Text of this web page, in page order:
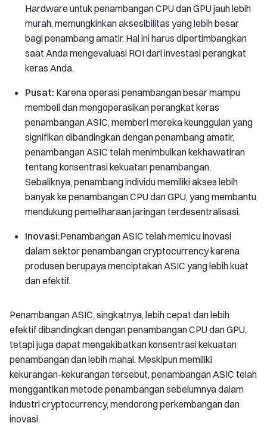
Hardware untuk penambangan CPU dan GPU jauh lebih
murah, memungkinkan aksesibilitas yang lebih besar
bagi penambang amatir. Hal ini harus dipertimbangkan
saat Anda mengevaluasi ROI dari investasi perangkat
keras Anda.
Pusat: Karena operasi penambangan besar mampu
membeli dan mengoperasikan perangkat keras
penambangan ASIC, memberi mereka keunggulan yang
signifikan dibandingkan dengan penambang amatir,
penambangan ASIC telah menimbulkan kekhawatiran
tentang konsentrasi kekuatan penambangan.
Sebaliknya, penambang individu memiliki akses lebih
banyak ke penambangan CPU dan GPU, yang membantu
mendukung pemeliharaan jaringan terdesentralisasi.
Inovasi:Penambangan ASIC telah memicu inovasi
dalam sektor penambangan cryptocurrency karena
produsen berupaya menciptakan ASIC yang lebih kuat
dan efektif.
Penambangan ASIC, singkatnya, lebih cepat dan lebih
efektif dibandingkan dengan penambangan CPU dan GPU,
tetapi juga dapat mengakibatkan konsentrasi kekuatan
penambangan dan lebih mahal. Meskipun memiliki
kekurangan-kekurangan tersebut, penambangan ASIC telah
menggantikan metode penambangan sebelumnya dalam
industri cryptocurrency, mendorong perkembangan dan
inovasi.